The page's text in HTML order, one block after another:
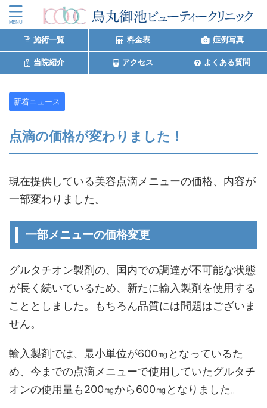
施術一覧 料金表 症例写真
当院紹介 アクセス よくある質問
新着ニュース
点滴の価格が変わりました！
現在提供している美容点滴メニューの価格、内容が
一部変わりました。
一部メニューの価格変更
グルタチオン製剤の、国内での調達が不可能な状態
が長く続いているため、新たに輸入製剤を使用する
こととしました。もちろん品質には問題はございま
せん。
輸入製剤では、最小単位が600㎎となっているた
め、今までの点滴メニューで使用していたグルタチ
オンの使用量も200㎎から600㎎となりました。